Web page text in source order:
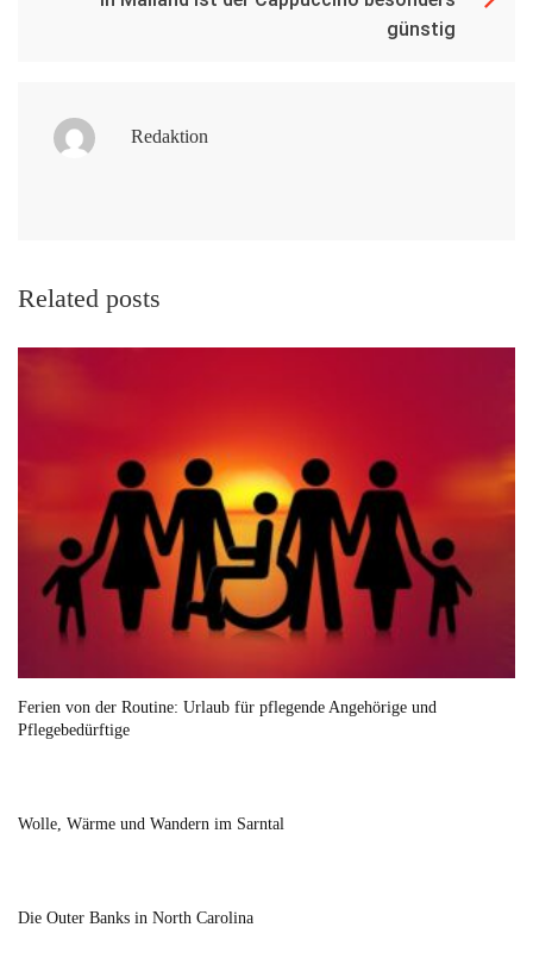
günstig
Redaktion
Related posts
Ferien von der Routine: Urlaub für pflegende Angehörige und
Pflegebedürftige
Wolle, Wärme und Wandern im Sarntal
Die Outer Banks in North Carolina